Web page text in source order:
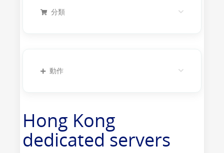
分類
動作
Hong Kong
dedicated servers